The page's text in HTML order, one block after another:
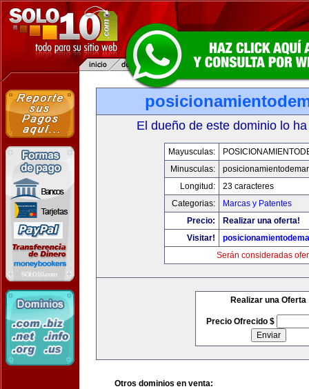
El dueño de este dominio lo
Mayusculas:
Minusculas:
Longitud:
23 caracteres
Categorias:
Marcas y Patentes
Precio:
Realizar una oferta!
Visitar!
Serán consideradas
Realizar una Oferta
Precio Ofrecido $
Otros dominios en venta: